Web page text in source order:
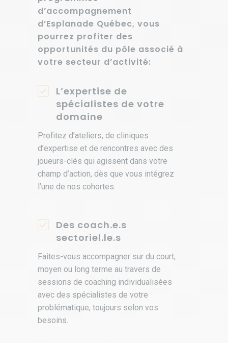
d’accompagnement
d’Esplanade Québec, vous
pourrez profiter des
opportunités du pôle associé à
votre secteur d’activité:
L’expertise de
spécialistes de votre
domaine
Profitez d’ateliers, de cliniques
d’expertise et de rencontres avec des
joueurs-clés qui agissent dans votre
champ d’action, dès que vous intégrez
l’une de nos cohortes.
Des coach.e.s
sectoriel.le.s
Faites-vous accompagner sur du court,
moyen ou long terme au travers de
sessions de coaching individualisées
avec des spécialistes de votre
problématique, toujours selon vos
besoins.